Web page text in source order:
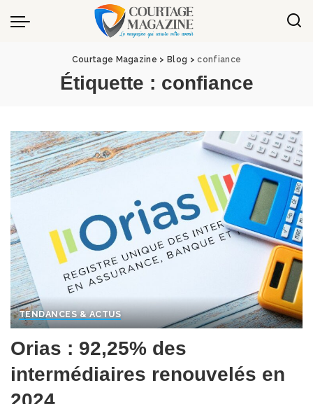
Panneau de gestion des cookies
Courtage Magazine > Blog >confiance
Étiquette : confiance
TENDANCES & ACTUS
Orias : 92,25% des
intermédiaires renouvelés en